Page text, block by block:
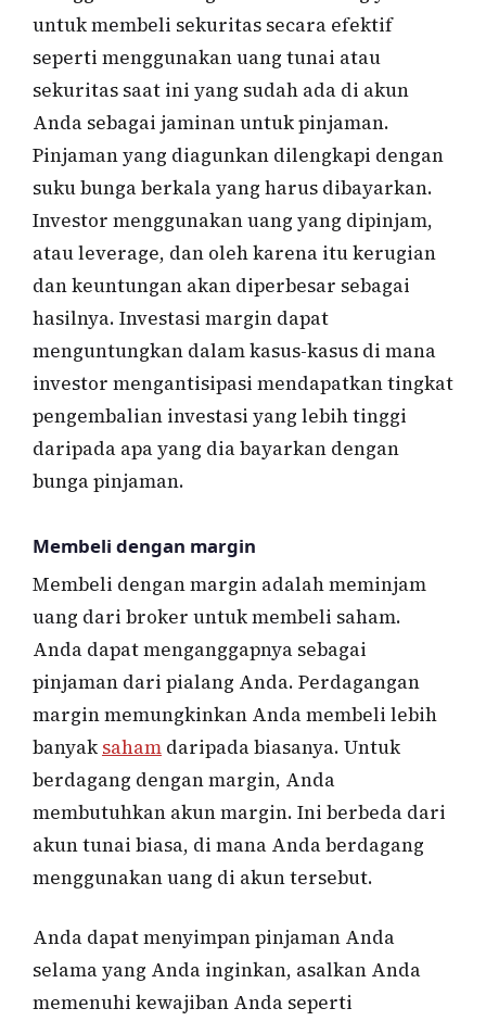
untuk membeli sekuritas secara efektif
seperti menggunakan uang tunai atau
sekuritas saat ini yang sudah ada di akun
Anda sebagai jaminan untuk pinjaman.
Pinjaman yang diagunkan dilengkapi dengan
suku bunga berkala yang harus dibayarkan.
Investor menggunakan uang yang dipinjam,
atau leverage, dan oleh karena itu kerugian
dan keuntungan akan diperbesar sebagai
hasilnya. Investasi margin dapat
menguntungkan dalam kasus-kasus di mana
investor mengantisipasi mendapatkan tingkat
pengembalian investasi yang lebih tinggi
daripada apa yang dia bayarkan dengan
bunga pinjaman.
Membeli dengan margin
Membeli dengan margin adalah meminjam
uang dari broker untuk membeli saham.
Anda dapat menganggapnya sebagai
pinjaman dari pialang Anda. Perdagangan
margin memungkinkan Anda membeli lebih
banyak saham daripada biasanya. Untuk
berdagang dengan margin, Anda
membutuhkan akun margin. Ini berbeda dari
akun tunai biasa, di mana Anda berdagang
menggunakan uang di akun tersebut.
Anda dapat menyimpan pinjaman Anda
selama yang Anda inginkan, asalkan Anda
memenuhi kewajiban Anda seperti